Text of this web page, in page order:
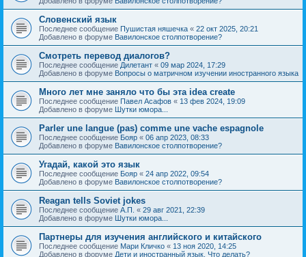
Словенский язык
Последнее сообщение Пушистая няшечка « 22 окт 2025, 20:21
Добавлено в форуме Вавилонское столпотворение?
Смотреть перевод диалогов?
Последнее сообщение Дилетант « 09 мар 2024, 17:29
Добавлено в форуме Вопросы о матричном изучении иностранного языка
Много лет мне заняло что бы эта idea create
Последнее сообщение Павел Асафов « 13 фев 2024, 19:09
Добавлено в форуме Шутки юмора...
Parler une langue (pas) comme une vache espagnole
Последнее сообщение Бояр « 06 апр 2023, 08:33
Добавлено в форуме Вавилонское столпотворение?
Угадай, какой это язык
Последнее сообщение Бояр « 24 апр 2022, 09:54
Добавлено в форуме Вавилонское столпотворение?
Reagan tells Soviet jokes
Последнее сообщение А.П. « 29 авг 2021, 22:39
Добавлено в форуме Шутки юмора...
Партнеры для изучения английского и китайского
Последнее сообщение Мари Кличко « 13 ноя 2020, 14:25
Добавлено в форуме Дети и иностранный язык. Что делать?